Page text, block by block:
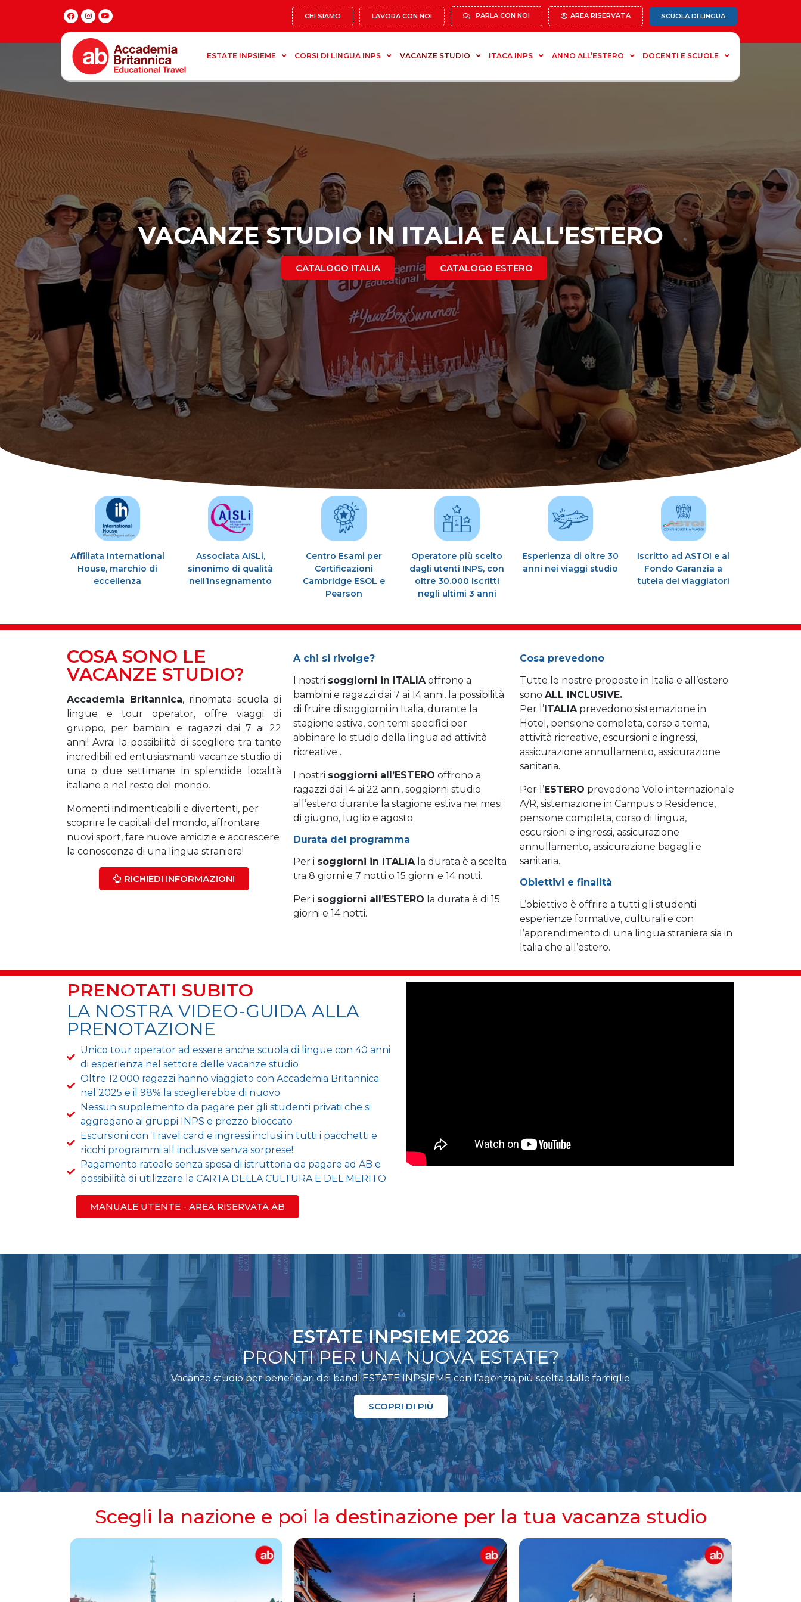
CHI SIAMO LAVORA CON NOI PARLA CON NOI AREA RISERVATA SCUOLA DI LINGUA
ESTATE INPSIEME CORSI DI LINGUA INPS VACANZE STUDIO ITACA INPS ANNO ALL’ESTERO DOCENTI E SCUOLE
VACANZE STUDIO IN ITALIA E ALL'ESTERO
CATALOGO ITALIA CATALOGO ESTERO
Affiliata International
House, marchio di
eccellenza
Associata AISLi,
sinonimo di qualità
nell’insegnamento
Centro Esami per
Certificazioni
Cambridge ESOL e
Pearson
Operatore più scelto
dagli utenti INPS, con
oltre 30.000 iscritti
negli ultimi 3 anni
Esperienza di oltre 30
anni nei viaggi studio
Iscritto ad ASTOI e al
Fondo Garanzia a
tutela dei viaggiatori
COSA SONO LE
VACANZE STUDIO?
Accademia Britannica, rinomata scuola di
lingue e tour operator, offre viaggi di
gruppo, per bambini e ragazzi dai 7 ai 22
anni! Avrai la possibilità di scegliere tra tante
incredibili ed entusiasmanti vacanze studio di
una o due settimane in splendide località
italiane e nel resto del mondo.
Momenti indimenticabili e divertenti, per
scoprire le capitali del mondo, affrontare
nuovi sport, fare nuove amicizie e accrescere
la conoscenza di una lingua straniera!
RICHIEDI INFORMAZIONI
A chi si rivolge?
I nostri soggiorni in ITALIAoffrono a
bambini e ragazzi dai 7 ai 14 anni, la possibilità
di fruire di soggiorni in Italia, durante la
stagione estiva, con temi specifici per
abbinare lo studio della lingua ad attività
ricreative .
I nostri soggiorni all’ESTERO offrono a
ragazzi dai 14 ai 22 anni, soggiorni studio
all’estero durante la stagione estiva nei mesi
di giugno, luglio e agosto
Durata del programma
Per i soggiorni in ITALIAla durata è a scelta
tra 8 giorni e 7 notti o 15 giorni e 14 notti.
Per i soggiorni all’ESTERO la durata è di 15
giorni e 14 notti.
Cosa prevedono
Tutte le nostre proposte in Italia e all’estero
sono ALL INCLUSIVE.
Per l’ITALIAprevedono sistemazione in
Hotel, pensione completa, corso a tema,
attività ricreative, escursioni e ingressi,
assicurazione annullamento, assicurazione
sanitaria.
Per l’ESTERO prevedono Volo internazionale
A/R, sistemazione in Campus o Residence,
pensione completa, corso di lingua,
escursioni e ingressi, assicurazione
annullamento, assicurazione bagagli e
sanitaria.
Obiettivi e finalità
L’obiettivo è offrire a tutti gli studenti
esperienze formative, culturali e con
l’apprendimento di una lingua straniera sia in
Italia che all’estero.
PRENOTATI SUBITO
LA NOSTRA VIDEO-GUIDA ALLA
PRENOTAZIONE
Unico tour operator ad essere anche scuola di lingue con 40 anni
di esperienza nel settore delle vacanze studio
Oltre 12.000 ragazzi hanno viaggiato con Accademia Britannica
nel 2025 e il 98% la sceglierebbe di nuovo
Nessun supplemento da pagare per gli studenti privati che si
aggregano ai gruppi INPS e prezzo bloccato
Escursioni con Travel card e ingressi inclusi in tutti i pacchetti e
ricchi programmi all inclusive senza sorprese!
Pagamento rateale senza spesa di istruttoria da pagare ad AB e
possibilità di utilizzare la CARTA DELLA CULTURA E DEL MERITO
MANUALE UTENTE - AREA RISERVATA AB
ESTATE INPSIEME 2026
PRONTI PER UNA NUOVA ESTATE?
Vacanze studio per beneficiari dei bandi ESTATE INPSIEME con l’agenzia più scelta dalle famiglie
SCOPRI DI PIÙ
Scegli la nazione e poi la destinazione per la tua vacanza studio